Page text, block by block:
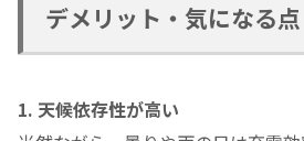
デメリット・気になる点
1. 天候依存性が高い